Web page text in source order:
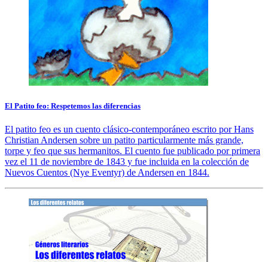
El Patito feo: Respetemos las diferencias
El patito feo es un cuento clásico-contemporáneo escrito por Hans
Christian Andersen sobre un patito particularmente más grande,
torpe y feo que sus hermanitos. El cuento fue publicado por primera
vez el 11 de noviembre de 1843 y fue incluida en la colección de
Nuevos Cuentos (Nye Eventyr) de Andersen en 1844.